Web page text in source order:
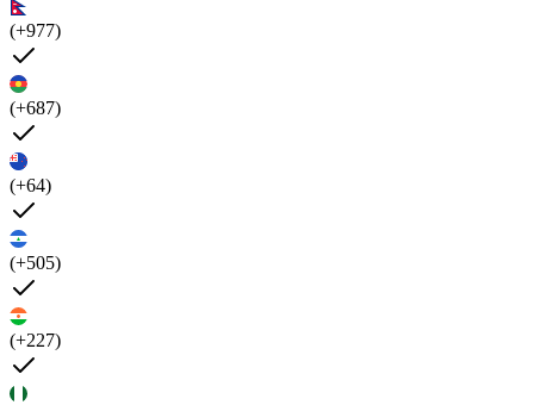
(+977)
(+687)
(+64)
(+505)
(+227)